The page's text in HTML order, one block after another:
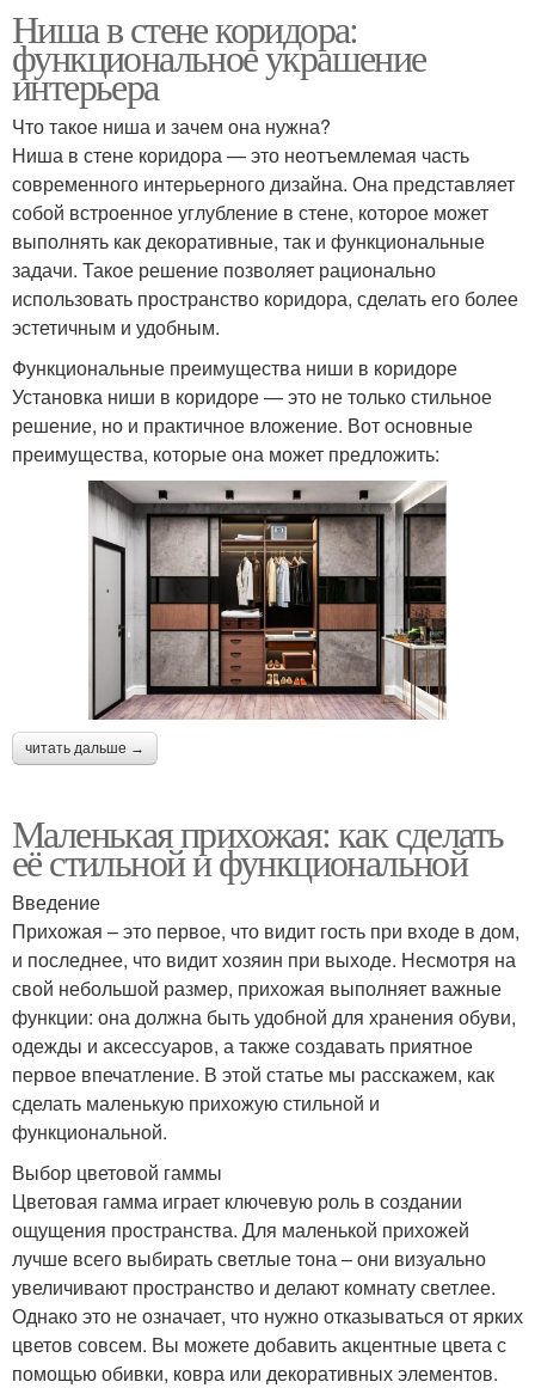
Ниша в стене коридора:
функциональное украшение
интерьера
Что такое ниша и зачем она нужна?
Ниша в стене коридора — это неотъемлемая часть
современного интерьерного дизайна. Она представляет
собой встроенное углубление в стене, которое может
выполнять как декоративные, так и функциональные
задачи. Такое решение позволяет рационально
использовать пространство коридора, сделать его более
эстетичным и удобным.
Функциональные преимущества ниши в коридоре
Установка ниши в коридоре — это не только стильное
решение, но и практичное вложение. Вот основные
преимущества, которые она может предложить:
читать дальше →
Маленькая прихожая: как сделать
её стильной и функциональной
Введение
Прихожая – это первое, что видит гость при входе в дом,
и последнее, что видит хозяин при выходе. Несмотря на
свой небольшой размер, прихожая выполняет важные
функции: она должна быть удобной для хранения обуви,
одежды и аксессуаров, а также создавать приятное
первое впечатление. В этой статье мы расскажем, как
сделать маленькую прихожую стильной и
функциональной.
Выбор цветовой гаммы
Цветовая гамма играет ключевую роль в создании
ощущения пространства. Для маленькой прихожей
лучше всего выбирать светлые тона – они визуально
увеличивают пространство и делают комнату светлее.
Однако это не означает, что нужно отказываться от ярких
цветов совсем. Вы можете добавить акцентные цвета с
помощью обивки, ковра или декоративных элементов.